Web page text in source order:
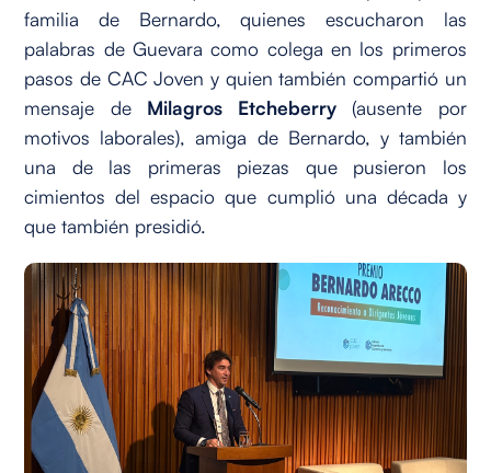
familia de Bernardo, quienes escucharon las
palabras de Guevara como colega en los primeros
pasos de CAC Joven y quien también compartió un
mensaje de Milagros Etcheberry (ausente por
motivos laborales), amiga de Bernardo, y también
una de las primeras piezas que pusieron los
cimientos del espacio que cumplió una década y
que también presidió.